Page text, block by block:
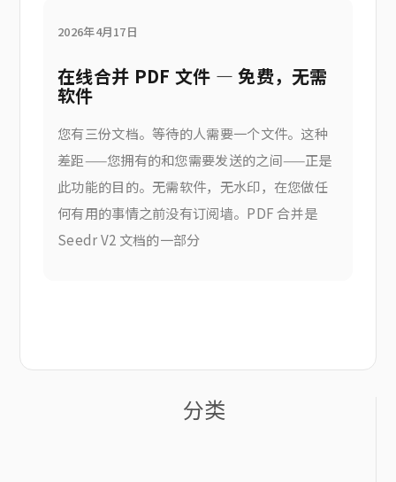
2026年4月17日
在线合并 PDF 文件 — 免费，无需
软件
您有三份文档。等待的人需要一个文件。这种
差距——您拥有的和您需要发送的之间——正是
此功能的目的。无需软件，无水印，在您做任
何有用的事情之前没有订阅墙。PDF 合并是
Seedr V2 文档的一部分
分类